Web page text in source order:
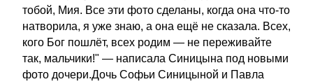
тобой, Мия. Все эти фото сделаны, когда она что-то
натворила, я уже знаю, а она ещё не сказала. Всех,
кого Бог пошлёт, всех родим — не переживайте
так, мальчики!" — написала Синицына под новыми
фото дочери.Дочь Софьи Синицыной и Павла